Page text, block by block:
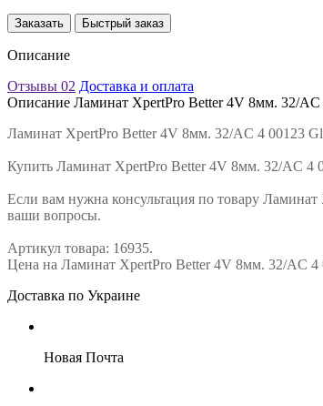
Заказать Быстрый заказ
Описание
Отзывы 02 Доставка и оплата
Описание Ламинат XpertPro Better 4V 8мм. 32/AC
Ламинат XpertPro Better 4V 8мм. 32/AC 4 00123
Купить Ламинат XpertPro Better 4V 8мм. 32/AC 4
Если вам нужна консультация по товару
ваши вопросы.
Артикул товара: 16935.
Цена на Ламинат XpertPro Better 4V 8мм. 32/AC 4
Доставка по Украине
Новая Почта